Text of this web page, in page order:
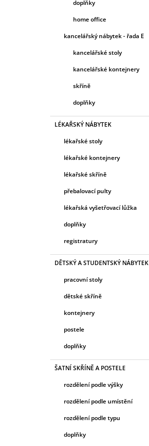
doplňky
home office
kancelářský nábytek - řada E
kancelářské stoly
kancelářské kontejnery
skříně
doplňky
LÉKAŘSKÝ NÁBYTEK
lékařské stoly
lékařské kontejnery
lékařské skříně
přebalovací pulty
lékařská vyšetřovací lůžka
doplňky
registratury
DĚTSKÝ A STUDENTSKÝ NÁBYTEK
pracovní stoly
dětské skříně
kontejnery
postele
doplňky
ŠATNÍ SKŘÍNĚ A POSTELE
rozdělení podle výšky
rozdělení podle umístění
rozdělení podle typu
doplňky